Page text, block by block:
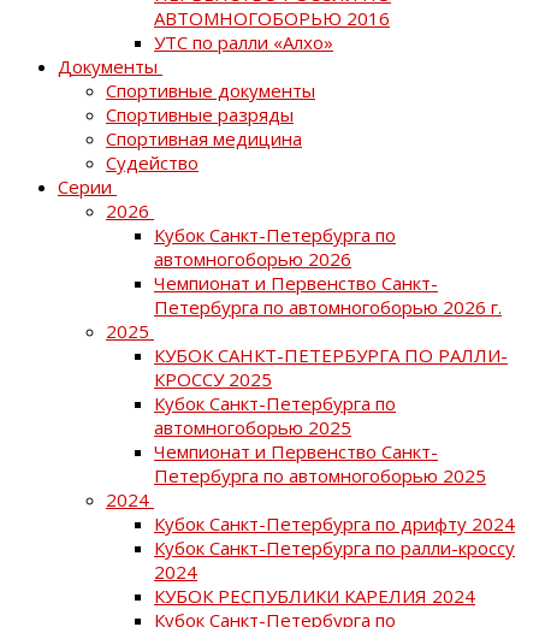
АВТОМНОГОБОРЬЮ 2016
УТС по ралли «Алхо»
Документы
Спортивные документы
Спортивные разряды
Спортивная медицина
Судейство
Серии
2026
Кубок Санкт-Петербурга по
автомногоборью 2026
Чемпионат и Первенство Санкт-
Петербурга по автомногоборью 2026 г.
2025
КУБОК САНКТ-ПЕТЕРБУРГА ПО РАЛЛИ-
КРОССУ 2025
Кубок Санкт-Петербурга по
автомногоборью 2025
Чемпионат и Первенство Санкт-
Петербурга по автомногоборью 2025
2024
Кубок Санкт-Петербурга по дрифту 2024
Кубок Санкт-Петербурга по ралли-кроссу
2024
КУБОК РЕСПУБЛИКИ КАРЕЛИЯ 2024
Кубок Санкт-Петербурга по